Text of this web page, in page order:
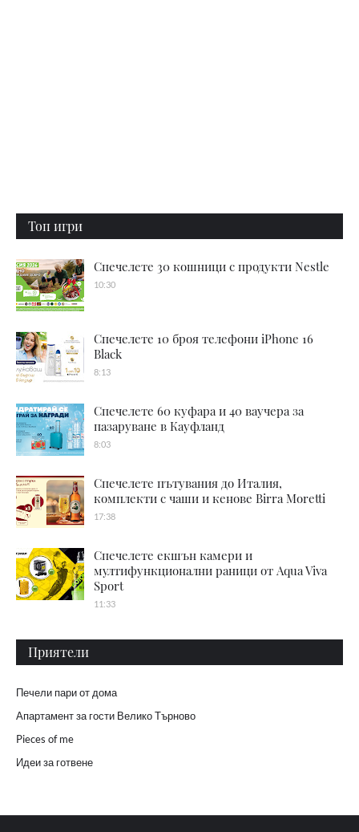
Топ игри
Спечелете 30 кошници с продукти Nestle
10:30
Спечелете 10 броя телефони iPhone 16
Black
8:13
Спечелете 60 куфара и 40 ваучера за
пазаруване в Кауфланд
8:03
Спечелете пътувания до Италия,
комплекти с чаши и кенове Birra Moretti
17:38
Спечелете екшън камери и
мултифункционални раници от Aqua Viva
Sport
11:33
Приятели
Печели пари от дома
Апартамент за гости Велико Търново
Pieces of me
Идеи за готвене